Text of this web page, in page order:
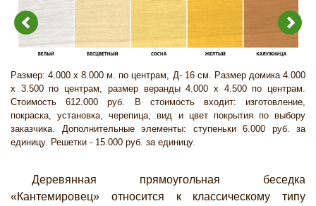
Размер: 4.000 х 8.000 м. по центрам, Д- 16 см. Размер домика 4.000
х 3.500 по центрам, размер веранды 4.000 х 4.500 по центрам.
Стоимость 612.000 руб. В стоимость входит: изготовление,
покраска, установка, черепица, вид и цвет покрытия по выбору
заказчика. Дополнительные элементы: ступеньки 6.000 руб. за
единицу. Решетки - 15.000 руб. за единицу.
Деревянная прямоугольная беседка
«Кантемировец» относится к классическому типу